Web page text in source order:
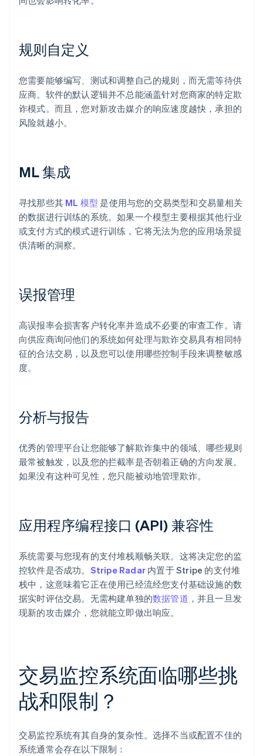
规则自定义
您需要能够编写、测试和调整自己的规则，而无需等待供
应商。软件的默认逻辑并不总能涵盖针对您商家的特定欺
诈模式。而且，您对新攻击媒介的响应速度越快，承担的
风险就越小。
ML 集成
寻找那些其 ML 模型 是使用与您的交易类型和交易量相关
的数据进行训练的系统。如果一个模型主要根据其他行业
或支付方式的模式进行训练，它将无法为您的应用场景提
供清晰的洞察。
误报管理
高误报率会损害客户转化率并造成不必要的审查工作。请
向供应商询问他们的系统如何处理与欺诈交易具有相同特
征的合法交易，以及您可以使用哪些控制手段来调整敏感
度。
分析与报告
优秀的管理平台让您能够了解欺诈集中的领域、哪些规则
最常被触发，以及您的拦截率是否朝着正确的方向发展。
如果没有这种可见性，您只能被动地管理欺诈。
应用程序编程接口 (API) 兼容性
系统需要与您现有的支付堆栈顺畅关联。这将决定您的监
控软件是否成功。 Stripe Radar 内置于 Stripe 的支付堆
栈中，这意味着它正在使用已经流经您支付基础设施的数
据实时评估交易。无需构建单独的数据管道 ，并且一旦发
现新的攻击媒介，您就能立即做出响应。
交易监控系统面临哪些挑
战和限制？
交易监控系统有其自身的复杂性。选择不当或配置不佳的
系统通常会存在以下限制：